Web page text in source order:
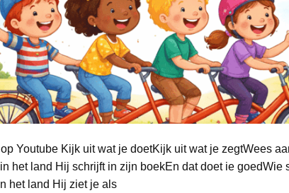
Youtube Kijk uit wat je doetKijk uit wat je zegtWees
het land Hij schrijft in zijn boekEn dat doet ie goedWie
het land Hij ziet je als